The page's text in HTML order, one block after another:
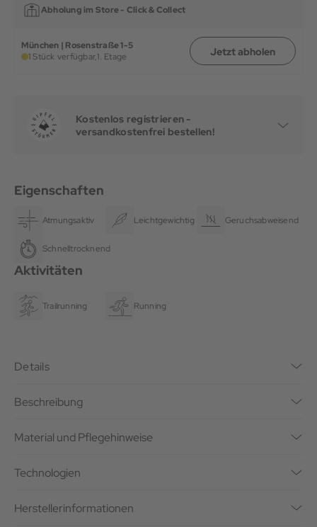
Abholung im Store - Click & Collect
München | Rosenstraße 1-5
1 Stück verfügbar,1. Etage Jetzt abholen
Kostenlos registrieren -
versandkostenfrei bestellen!
Eigenschaften
Atmungsaktiv Leichtgewichtig Geruchsabweisend
Schnelltrocknend
Aktivitäten
Trailrunning Running
Details
Beschreibung
Material und Pflegehinweise
Technologien
Herstellerinformationen